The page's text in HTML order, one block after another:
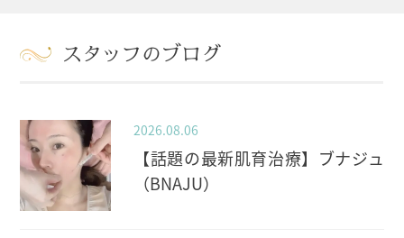
スタッフのブログ
2026.08.06
【話題の最新肌育治療】ブナジュ
（BNAJU）